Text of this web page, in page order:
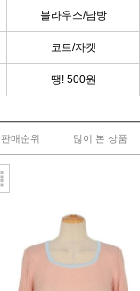
블라우스/남방
코트/자켓
땡! 500원
판매순위 많이 본 상품